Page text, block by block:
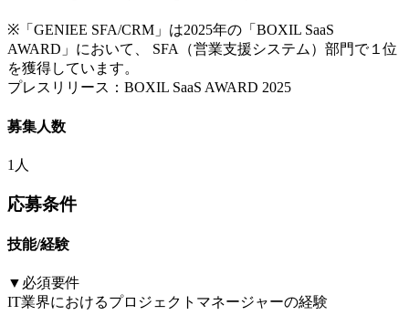
※「GENIEE SFA/CRM」は2025年の「BOXIL SaaS
AWARD」において、 SFA（営業支援システム）部門で１位
を獲得しています。
プレスリリース：BOXIL SaaS AWARD 2025
募集人数
1人
応募条件
技能/経験
▼必須要件
IT業界におけるプロジェクトマネージャーの経験